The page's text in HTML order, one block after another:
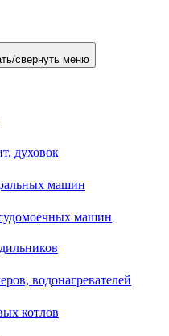
свернуть меню
духовок
машин
машин
водонагревателей
котлов